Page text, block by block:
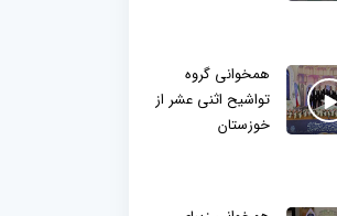
همخوانی گروه
تواشیح اثنی عشر از
خوزستان